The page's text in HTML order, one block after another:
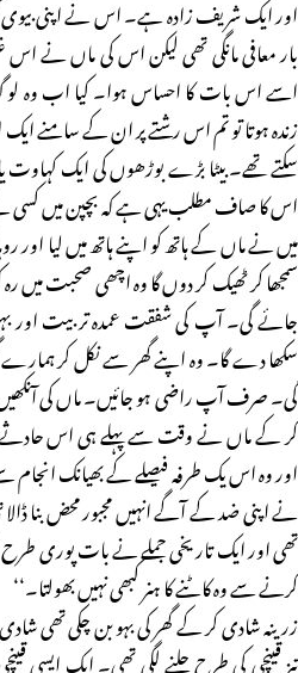
اور ایک شریف زادہ ہے۔ اس نے اپنی
بار معافی مانگی تھی لیکن اس کی ماں نے اس
اسے اس بات کا احساس ہوا۔ کیا اب وہ
زندہ ہوتا تو تم اس رشتے پر ان کے سامنے
سکتے تھے۔ بیٹا بڑے بوڑھوں کی ایک کہاوت
اس کا صاف مطلب یہی ہے کہ بچپن میں کسی
میں نے ماں کے ہاتھ کو اپنے ہاتھ میں لیا
سمجھا کر ٹھیک کر دوں گا وہ اچھی صحبت میں
جائے گی۔ آپ کی شفقت عمدہ تربیت اور
سکھا دے گا۔ وہ اپنے گھر سے نکل کر ہمارے
گی۔ صرف آپ راضی ہو جائیں۔ ماں کی
کر کے ماں نے وقت سے پہلے ہی اس حادثے
اور وہ اس یک طرفہ فیصلے کے بھیانک انجام
نے اپنی ضد کے آگے انہیں مجبور محض بنا
تھی اور ایک تاریخی جملے نے بات پوری
کرنے سے وہ کاٹنے کا ہنر کبھی نہیں بھولتا۔‘‘
زرینہ شادی کر کے گھر کی بہو بن چکی تھی
تیز قینچی کی طرح چلنے لگی تھی۔ ایک ایسی